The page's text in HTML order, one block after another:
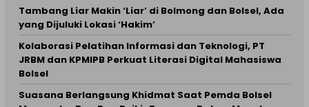
Tambang Liar Makin ‘Liar’ di Bolmong dan Bolsel, Ada
yang Dijuluki Lokasi ‘Hakim’
Kolaborasi Pelatihan Informasi dan Teknologi, PT
JRBM dan KPMIPB Perkuat Literasi Digital Mahasiswa
Bolsel
Suasana Berlangsung Khidmat Saat Pemda Bolsel